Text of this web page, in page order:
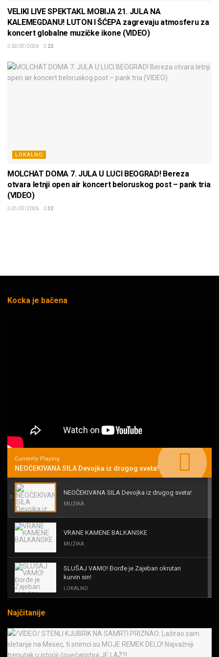
VELIKI LIVE SPEKTAKL MOBIJA 21. JULA NA
KALEMEGDANU! LUTON I ŠĆEPA zagrevaju atmosferu za
koncert globalne muzičke ikone (VIDEO)
02/07/2026 22
LOKALNO
MOLCHAT DOMA 7. JULA U LUCI BEOGRAD! Bereza
otvara letnji open air koncert beloruskog post – pank tria
(VIDEO)
01/07/2026 32
Kocka je bačena
Currently Playing
NEOČEKIVANA SILA Devojka iz drugog sveta!
NEOČEKIVANA SILA Devojka iz drugog sveta!
MUZIKA
VRANE KAMENE BALKANSKE
MUZIKA
SLUŠAJ VAMO! Đorđe je Zajeban okrutan
kurvin sin!
LOKALNO
Black Sabbath for all us?!
Najčitanije